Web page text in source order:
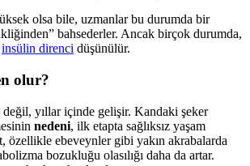
olsa bile, uzmanlar bu durumda bir
bahsederler. Ancak birçok durumda,
insülin direnci düşünülür.
olur?
yıllar içinde gelişir. Kandaki şeker
nedeni, ilk etapta sağlıksız yaşam
özellikle ebeveynler gibi yakın akrabalarda
bozukluğu olasılığı daha da artar.